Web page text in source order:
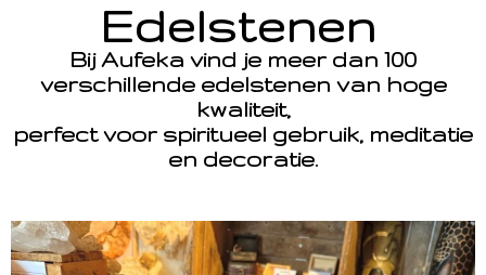
Edelstenen
Bij Aufeka vind je meer dan 100
verschillende edelstenen van hoge
kwaliteit,
perfect voor spiritueel gebruik, meditatie
en decoratie.